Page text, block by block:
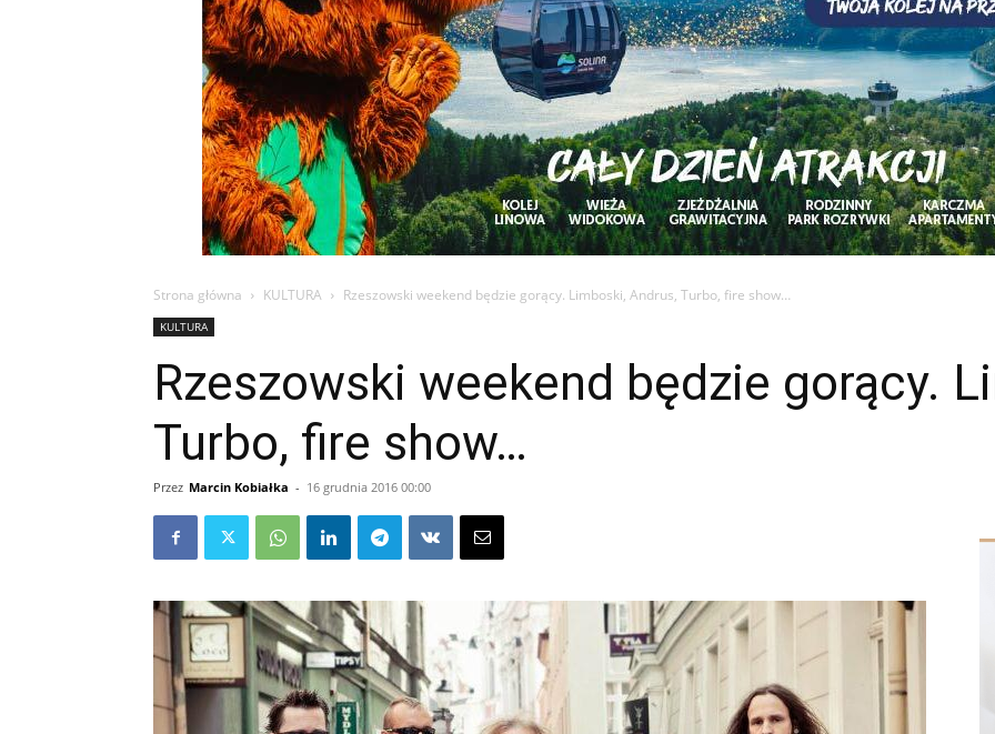
Strona główna KULTURA Rzeszowski weekend będzie gorący. Limboski, Andrus, Turbo, fire show…
KULTURA
Rzeszowski weekend będzie gorący.
Turbo, fire show…
Przez Marcin Kobiałka - 16 grudnia 2016 00:00